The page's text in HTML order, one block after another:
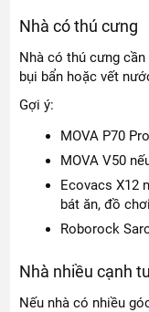
Nhà có thú cưng
Nhà có thú cưng
bụi bẩn hoặc vết
Gợi ý:
MOVA P70
MOVA V50
Ecovacs X12
bát ăn, đồ
Roborock
Nhà nhiều cạnh
Nếu nhà có nhiều